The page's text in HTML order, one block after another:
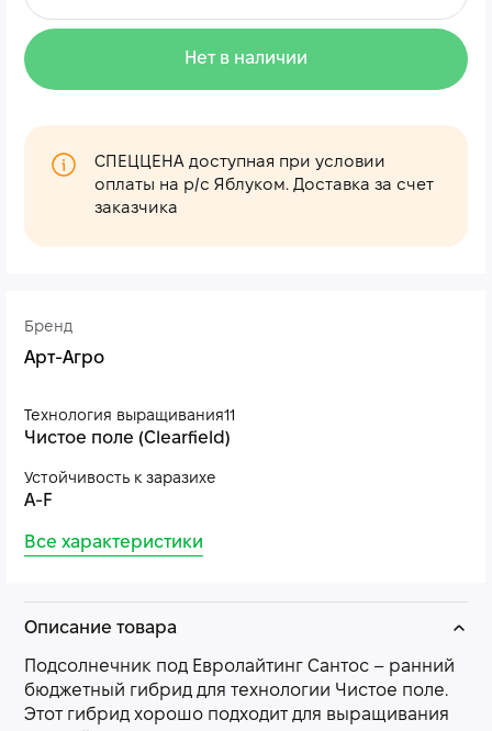
Бренд
Арт-Агро
Технология выращивания11
Чистое поле (Clearfield)
Устойчивость к заразихе
A-F
Все характеристики
Нет в наличии
СПЕЦЦЕНА доступная при условии
оплаты на р/с Яблуком. Доставка за счет
заказчика
Описание товара
Подсолнечник под Евролайтинг Сантос – ранний
бюджетный гибрид для технологии Чистое поле.
Этот гибрид хорошо подходит для выращивания